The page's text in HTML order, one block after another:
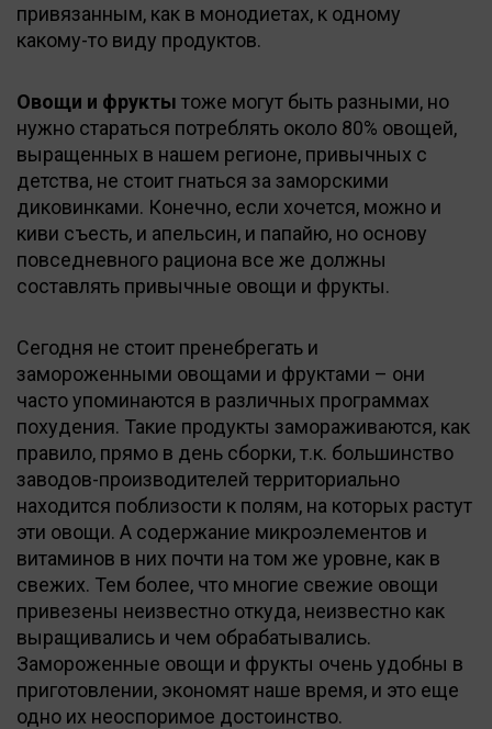
привязанным, как в монодиетах, к одному
какому-то виду продуктов.
Овощи и фрукты тоже могут быть разными, но
нужно стараться потреблять около 80% овощей,
выращенных в нашем регионе, привычных с
детства, не стоит гнаться за заморскими
диковинками. Конечно, если хочется, можно и
киви съесть, и апельсин, и папайю, но основу
повседневного рациона все же должны
составлять привычные овощи и фрукты.
Сегодня не стоит пренебрегать и
замороженными овощами и фруктами – они
часто упоминаются в различных программах
похудения. Такие продукты замораживаются, как
правило, прямо в день сборки, т.к. большинство
заводов-производителей территориально
находится поблизости к полям, на которых растут
эти овощи. А содержание микроэлементов и
витаминов в них почти на том же уровне, как в
свежих. Тем более, что многие свежие овощи
привезены неизвестно откуда, неизвестно как
выращивались и чем обрабатывались.
Замороженные овощи и фрукты очень удобны в
приготовлении, экономят наше время, и это еще
одно их неоспоримое достоинство.